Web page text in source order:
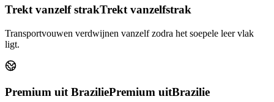
Trekt vanzelf strakTrekt vanzelfstrak
Transportvouwen verdwijnen vanzelf zodra het soepele leer vlak
ligt.
Premium uit BraziliePremium uitBrazilie